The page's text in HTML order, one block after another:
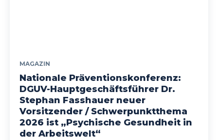
MAGAZIN
Nationale Präventionskonferenz:
DGUV-Hauptgeschäftsführer Dr.
Stephan Fasshauer neuer
Vorsitzender / Schwerpunktthema
2026 ist „Psychische Gesundheit in
der Arbeitswelt“